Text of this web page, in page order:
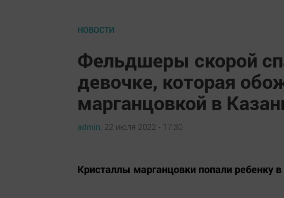
НОВОСТИ
Фельдшеры скорой
девочке, которая
марганцовкой в
admin, 22 июля 2022 - 17:30
Кристаллы марганцовки попали ребенку в